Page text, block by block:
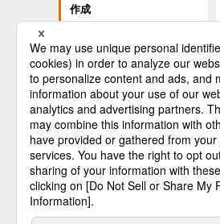
作成
5.5.3 所属ホストの確認
5.5.4 所属ホストの削除
5.5.5 ホストグループの
変更
5.5.6 ホストグループの
削除
5.6 代替サーバの設定
5.7 要求発行